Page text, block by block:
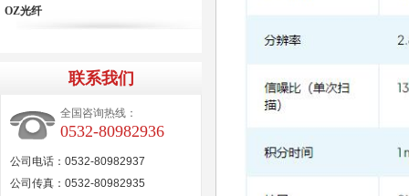
OZ光纤
联系我们
全国咨询热线：
0532-80982936
公司电话：0532-80982937
公司传真：0532-80982935